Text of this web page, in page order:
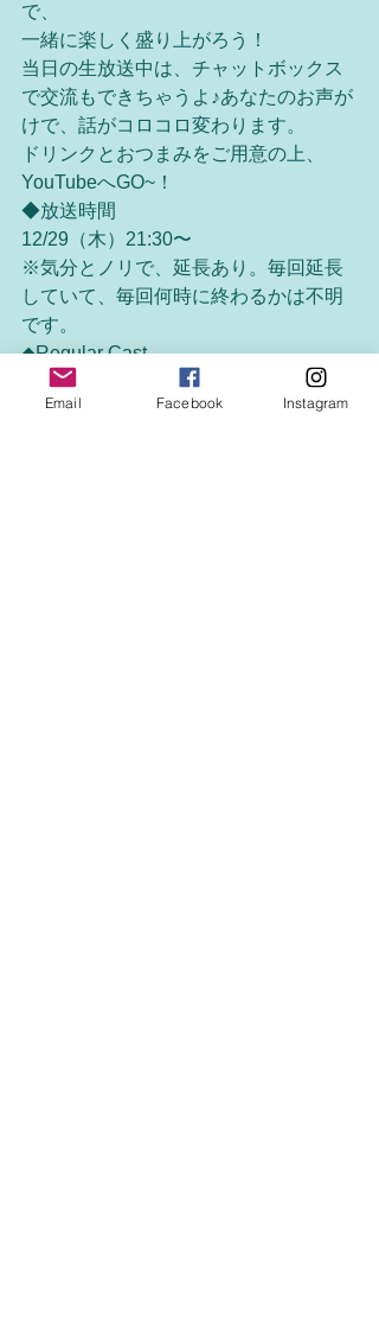
で、
一緒に楽しく盛り上がろう！
当日の生放送中は、チャットボックス
で交流もできちゃうよ♪あなたのお声が
けで、話がコロコロ変わります。
ドリンクとおつまみをご用意の上、
YouTubeへGO~！
◆放送時間
12/29（木）21:30〜
※気分とノリで、延長あり。毎回延長
していて、毎回何時に終わるかは不明
です。
◆Regular Cast
UmA ShAdow
MECAV
Email Facebook Instagram